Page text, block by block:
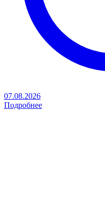
07.08.2026
Подробнее